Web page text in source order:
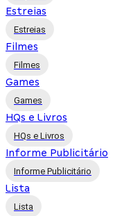
Estreias
Estreias
Filmes
Filmes
Games
Games
HQs e Livros
HQs e Livros
Informe Publicitário
Informe Publicitário
Lista
Lista